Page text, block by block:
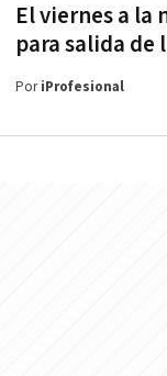
El viernes a la
para salida de
PoriProfesional